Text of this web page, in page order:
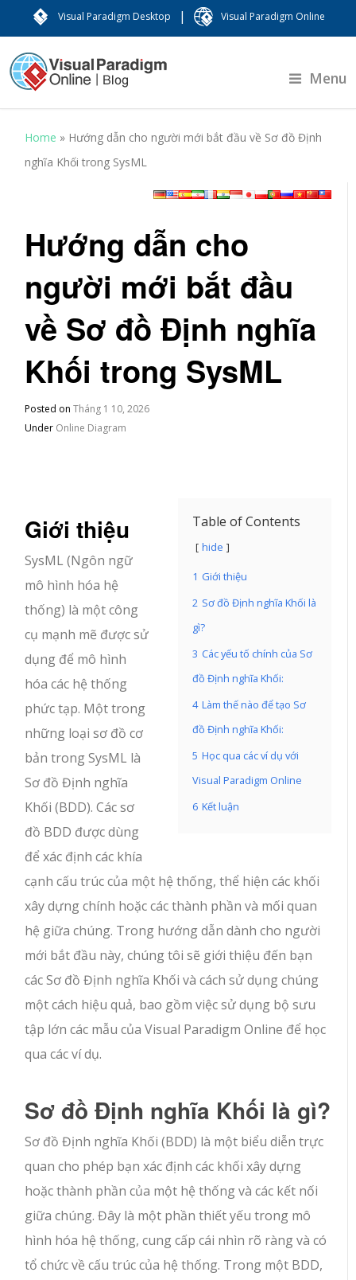
Visual Paradigm Desktop | Visual Paradigm Online
Menu
Home » Hướng dẫn cho người mới bắt đầu về Sơ đồ Định
nghĩa Khối trong SysML
Hướng dẫn cho
người mới bắt đầu
về Sơ đồ Định nghĩa
Khối trong SysML
Posted onTháng 1 10, 2026
Under Online Diagram
Table of Contents
hide
1 Giới thiệu
2 Sơ đồ Định nghĩa Khối là
gì?
3 Các yếu tố chính của Sơ
đồ Định nghĩa Khối:
4 Làm thế nào để tạo Sơ
đồ Định nghĩa Khối:
5 Học qua các ví dụ với
Visual Paradigm Online
6 Kết luận
Giới thiệu
SysML (Ngôn ngữ
mô hình hóa hệ
thống) là một công
cụ mạnh mẽ được sử
dụng để mô hình
hóa các hệ thống
phức tạp. Một trong
những loại sơ đồ cơ
bản trong SysML là
Sơ đồ Định nghĩa
Khối (BDD). Các sơ
đồ BDD được dùng
để xác định các khía
cạnh cấu trúc của một hệ thống, thể hiện các khối
xây dựng chính hoặc các thành phần và mối quan
hệ giữa chúng. Trong hướng dẫn dành cho người
mới bắt đầu này, chúng tôi sẽ giới thiệu đến bạn
các Sơ đồ Định nghĩa Khối và cách sử dụng chúng
một cách hiệu quả, bao gồm việc sử dụng bộ sưu
tập lớn các mẫu của Visual Paradigm Online để học
qua các ví dụ.
Sơ đồ Định nghĩa Khối là gì?
Sơ đồ Định nghĩa Khối (BDD) là một biểu diễn trực
quan cho phép bạn xác định các khối xây dựng
hoặc thành phần của một hệ thống và các kết nối
giữa chúng. Đây là một phần thiết yếu trong mô
hình hóa hệ thống, cung cấp cái nhìn rõ ràng và có
tổ chức về cấu trúc của hệ thống. Trong một BDD,